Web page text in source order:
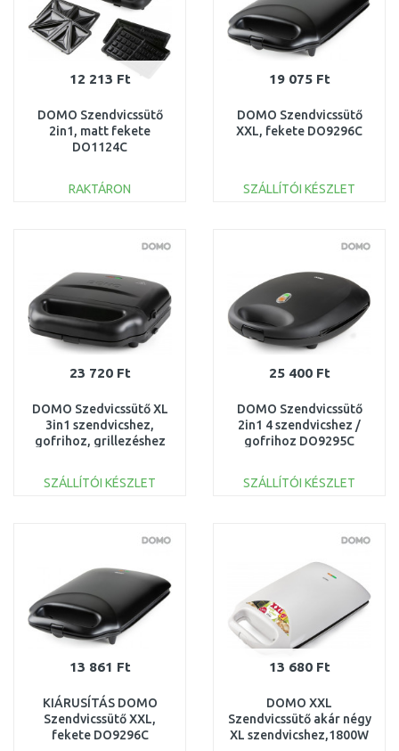
12 213 Ft
DOMO Szendvicssütő
2in1, matt fekete
DO1124C
RAKTÁRON
Összehasonlítás
19 075 Ft
DOMO Szendvicssütő
XXL, fekete DO9296C
SZÁLLÍTÓI KÉSZLET
Összehasonlítás
23 720 Ft
DOMO Szedvicssütő XL
3in1 szendvicshez,
gofrihoz, grillezéshez
SZÁLLÍTÓI KÉSZLET
Összehasonlítás
25 400 Ft
DOMO Szendvicssütő
2in1 4 szendvicshez /
gofrihoz DO9295C
SZÁLLÍTÓI KÉSZLET
Összehasonlítás
13 861 Ft
KIÁRUSÍTÁS DOMO
Szendvicssütő XXL,
fekete DO9296C
13 680 Ft
DOMO XXL
Szendvicssütő akár négy
XL szendvicshez,1800W